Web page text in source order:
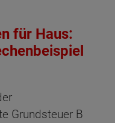
für Haus:
Grundsteuer B